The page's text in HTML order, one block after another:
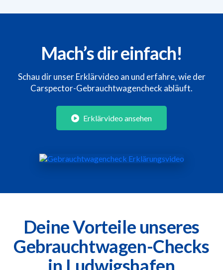
Mach’s dir einfach!
Schau dir unser Erklärvideo an und erfahre, wie der
Carspector-Gebrauchtwagencheck abläuft.
Erklärvideo ansehen
Deine Vorteile unseres
Gebrauchtwagen-Checks
in Ludwigshafen